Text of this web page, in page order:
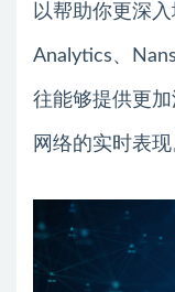
以帮助你更深
Analytics、
往能够提供更
网络的实时表现